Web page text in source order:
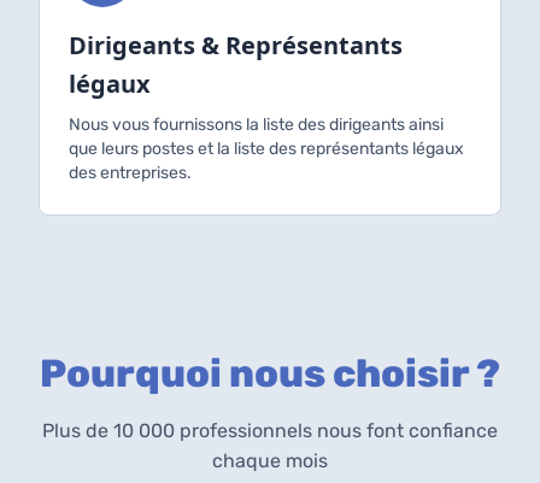
Dirigeants & Représentants
légaux
Nous vous fournissons la liste des dirigeants ainsi
que leurs postes et la liste des représentants légaux
des entreprises.
Pourquoi nous choisir ?
Plus de 10 000 professionnels nous font confiance
chaque mois